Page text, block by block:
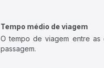
Tempo médio de viagem
O tempo de viagem entre
passagem.